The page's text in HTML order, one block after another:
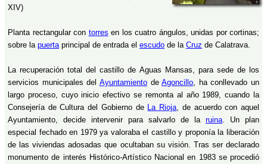
XIV)
Planta rectangular con torres en los cuatro ángulos, unidas por cortinas;
sobre la puertaprincipal de entrada el escudo de la Cruz de Calatrava.
La recuperación total del castillo de Aguas Mansas, para sede de los
servicios municipales del AyuntamientodeAgoncillo, ha conllevado un
largo proceso, cuyo inicio efectivo se remonta al año 1989, cuando la
Consejería de Cultura del Gobierno de La Rioja, de acuerdo con aquel
Ayuntamiento, decide intervenir para salvarlo de la ruina. Un plan
especial fechado en 1979 ya valoraba el castillo y proponía la liberación
de las viviendas adosadas que ocultaban su visión. Tras ser declarado
monumento de interés Histórico-Artístico Nacional en 1983 se procedió